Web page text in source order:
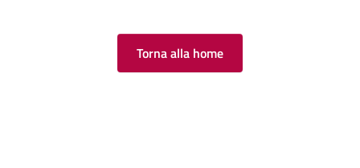
Torna alla home